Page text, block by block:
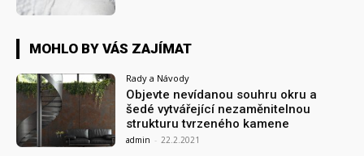
MOHLO BY VÁS ZAJÍMAT
Rady a Návody
Objevte nevídanou souhru okru a
šedé vytvářející nezaměnitelnou
strukturu tvrzeného kamene
admin - 22.2.2021